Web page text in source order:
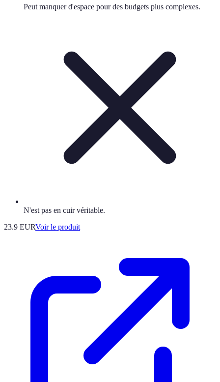
Peut manquer d'espace pour des budgets plus complexes.
N'est pas en cuir véritable.
23.9 EURVoir le produit